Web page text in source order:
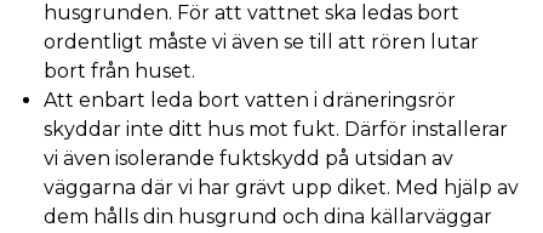
husgrunden. För att vattnet ska ledas bort
ordentligt måste vi även se till att rören lutar
bort från huset.
Att enbart leda bort vatten i dräneringsrör
skyddar inte ditt hus mot fukt. Därför installerar
vi även isolerande fuktskydd på utsidan av
väggarna där vi har grävt upp diket. Med hjälp av
dem hålls din husgrund och dina källarväggar